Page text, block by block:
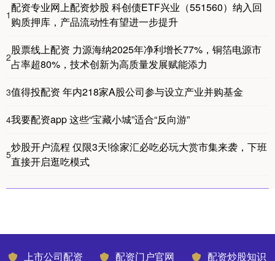
1
配资专业网上配资炒股 科创债ETF兴业（551560）纳入回
购质押库，产品流动性有望进一步提升
2
股票线上配资 力源海纳2025年净利增长77%，铜箔电源市
占率超80%，技术创新为高质量发展赋能添力
3值得投配资 年内218家A股公司参与设立产业并购基金
4我要配资app 这些“宝藏小城”适合“反向游”
5
炒股开户流程 仅限3天!徐家汇必吃必玩大赏市集来袭，下班
直接开启逛吃模式
上市公司配资 配资门户官网 配资炒股知识